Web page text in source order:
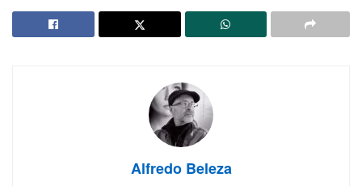
Alfredo Beleza